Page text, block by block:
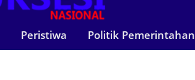
Peristiwa Politik Pemerintahan